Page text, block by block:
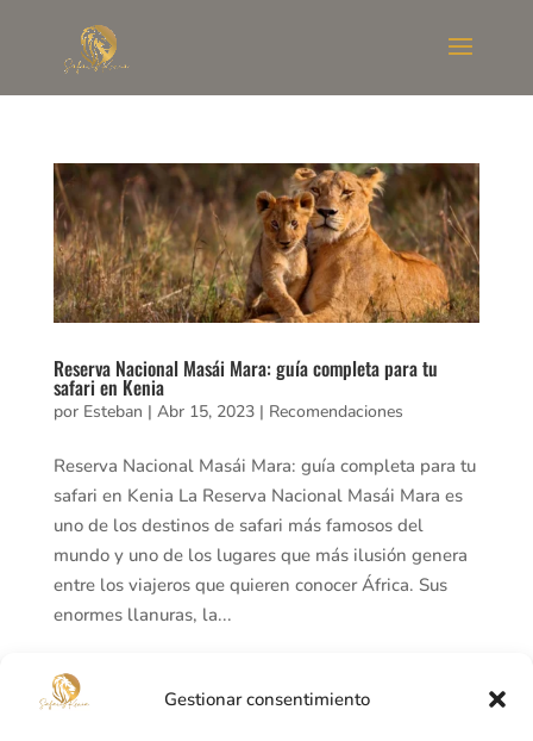
Gestionar consentimiento
Reserva Nacional Masái Mara: guía completa para tu
safari en Kenia
por Esteban | Abr 15, 2023| Recomendaciones
Reserva Nacional Masái Mara: guía completa para tu
safari en Kenia La Reserva Nacional Masái Mara es
uno de los destinos de safari más famosos del
mundo y uno de los lugares que más ilusión genera
entre los viajeros que quieren conocer África. Sus
enormes llanuras, la...